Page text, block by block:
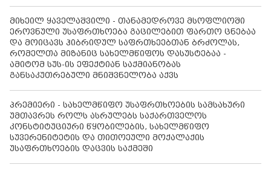
მიხეილ ყაველაშვილი - თანამედროვე მსოფლიოში
ეროვნული უსაფრთხოება გაცილებით ფართო ცნებაა
და მოიცავს ჰიბრიდულ საფრთხეებთან ბრძოლას,
რომელთა მიზანიც სახელმწიფოს დასუსტებაა -
ამიტომ სუს-ის ეფექტიან საქმიანობას
განსაკუთრებული მნიშვნელობა აქვს
პრემიერი - სახელმწიფო უსაფრთხოების სამსახური
უმთავრეს როლს ასრულებს საქართველოს
კონსტიტუციური წყობილების, სახელმწიფო
სუვერენიტეტის და თითოეული მოქალაქის
უსაფრთხოების დაცვის საქმეში